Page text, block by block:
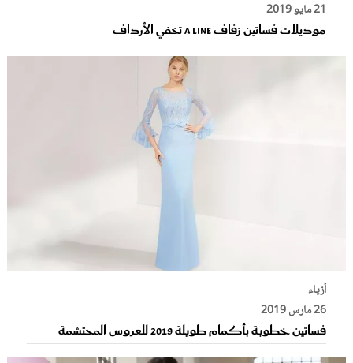
21 مايو 2019
موديلات فساتين زفاف A Line تخفي الأرداف
أزياء
26 مارس 2019
فساتين خطوبة بأكمام طويلة 2019 للعروس المحتشمة